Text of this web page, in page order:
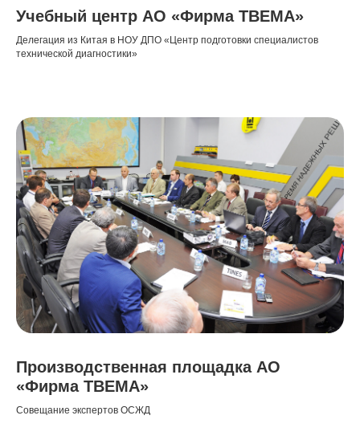
Учебный центр АО «Фирма ТВЕМА»
Делегация из Китая в НОУ ДПО «Центр подготовки специалистов
технической диагностики»
Производственная площадка АО
«Фирма ТВЕМА»
Совещание экспертов ОСЖД